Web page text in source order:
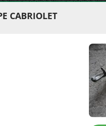
CABRIOLET